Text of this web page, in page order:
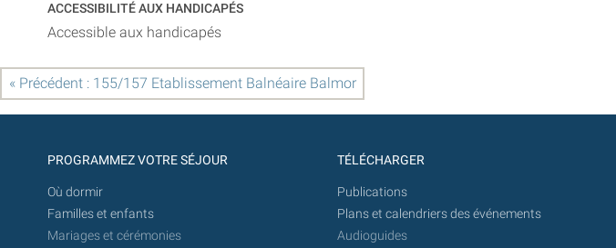
ACCESSIBILITÉ AUX HANDICAPÉS
Accessible aux handicapés
« Précédent : 155/157 Etablissement Balnéaire Balmor
PROGRAMMEZ VOTRE SÉJOUR
Où dormir
Familles et enfants
Mariages et cérémonies
TÉLÉCHARGER
Publications
Plans et calendriers des événements
Audioguides